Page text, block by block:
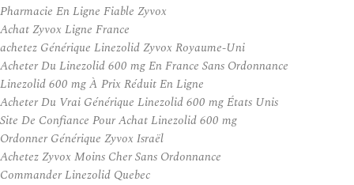
Pharmacie En Ligne Fiable Zyvox
Achat Zyvox Ligne France
achetez Générique Linezolid Zyvox Royaume-Uni
Acheter Du Linezolid 600 mg En France Sans Ordonnance
Linezolid 600 mg À Prix Réduit En Ligne
Acheter Du Vrai Générique Linezolid 600 mg États Unis
Site De Confiance Pour Achat Linezolid 600 mg
Ordonner Générique Zyvox Israël
Achetez Zyvox Moins Cher Sans Ordonnance
Commander Linezolid Quebec